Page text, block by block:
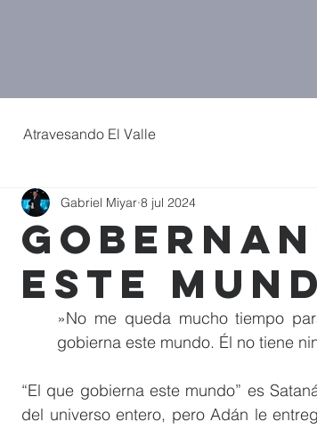
Atravesando El Valle
este
Gabriel Miyar 8 jul 2024
»No me queda mucho tiempo
gobierna este mundo. Él no tiene
“El que gobierna este mundo” es
del universo entero, pero Adán le